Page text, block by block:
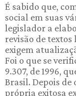
É sabido que,
social em suas
legislador a
revisão de
exigem
Foi o que se
9.307, de 1996,
Brasil. Depois de
própria exitosa